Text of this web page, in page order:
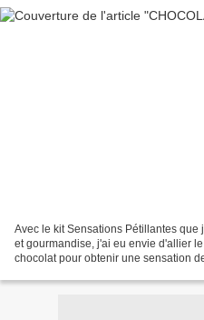
Avec le kit Sensations Pétillantes
et gourmandise, j'ai eu envie d'allier
chocolat pour obtenir une sensation